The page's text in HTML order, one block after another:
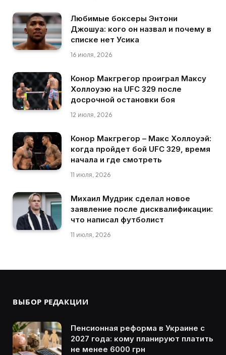
Любимые боксеры Энтони
Джошуа: кого он назвал и почему в
списке нет Усика
16 июля, 2026
Конор Макгрегор проиграл Максу
Холлоуэю на UFC 329 после
досрочной остановки боя
12 июля, 2026
Конор Макгрегор – Макс Холлоуэй:
когда пройдет бой UFC 329, время
начала и где смотреть
11 июля, 2026
Михаил Мудрик сделал новое
заявление после дисквалификации:
что написал футболист
11 июля, 2026
ВЫБОР РЕДАКЦИИ
Пенсионная реформа в Украине с
2027 года: кому планируют платить
не менее 6000 грн